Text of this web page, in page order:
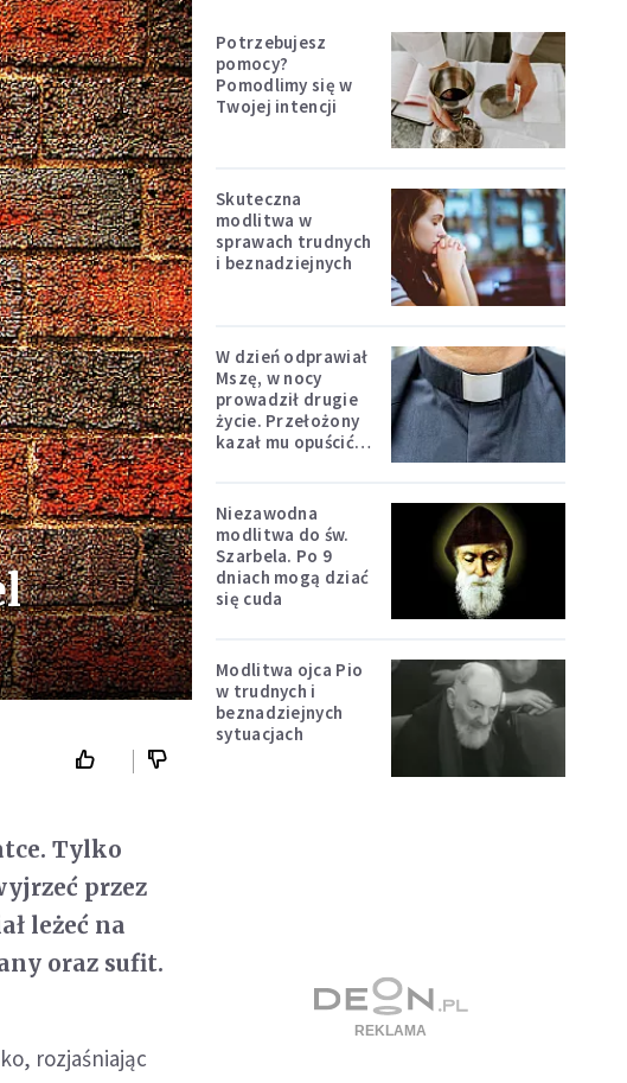
Tylko
przez
leżeć na
oraz sufit.
rozjaśniając
Potrzebujesz
pomocy?
Pomodlimy się w
Twojej intencji
Skuteczna
modlitwa w
sprawach trudnych
i beznadziejnych
W dzień odprawiał
Mszę, w nocy
prowadził drugie
życie. Przełożony
kazał mu opuścić
Niezawodna
modlitwa do św.
Szarbela. Po 9
dniach mogą dziać
się cuda
Modlitwa ojca Pio
w trudnych i
beznadziejnych
sytuacjach